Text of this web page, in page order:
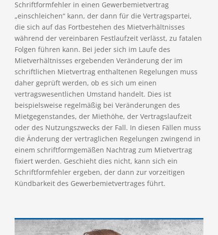
Schriftformfehler in einen Gewerbemietvertrag
„einschleichen“ kann, der dann für die Vertragspartei,
die sich auf das Fortbestehen des Mietverhältnisses
während der vereinbaren Festlaufzeit verlässt, zu fatalen
Folgen führen kann. Bei jeder sich im Laufe des
Mietverhältnisses ergebenden Veränderung der im
schriftlichen Mietvertrag enthaltenen Regelungen muss
daher geprüft werden, ob es sich um einen
vertragswesentlichen Umstand handelt. Dies ist
beispielsweise regelmäßig bei Veränderungen des
Mietgegenstandes, der Miethöhe, der Vertragslaufzeit
oder des Nutzungszwecks der Fall. In diesen Fällen muss
die Änderung der vertraglichen Regelungen zwingend in
einem schriftformgemäßen Nachtrag zum Mietvertrag
fixiert werden. Geschieht dies nicht, kann sich ein
Schriftformfehler ergeben, der dann zur vorzeitigen
Kündbarkeit des Gewerbemietvertrages führt.